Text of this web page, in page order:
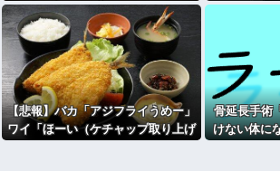
と素直
【悲報】バカ「アジフライうめー」
ワイ「ほーい（ケチャップ取り上げ
骨延長手術
けない体に